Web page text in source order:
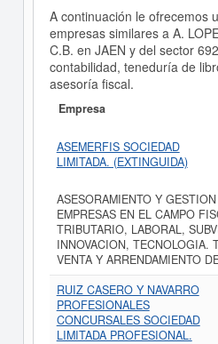
A continuación le ofrecemos
empresas similares a A.
C.B. en JAEN y del sector
contabilidad, teneduría de
asesoría fiscal.
Empresa
ASEMERFIS SOCIEDAD
LIMITADA. (EXTINGUIDA)
ASESORAMIENTO Y
EMPRESAS EN EL CAMPO
TRIBUTARIO, LABORAL,
INNOVACION, TECNOLOGIA.
VENTA Y ARRENDAMIENTO
RUIZ CASERO Y NAVARRO
PROFESIONALES
CONCURSALES SOCIEDAD
LIMITADA PROFESIONAL.